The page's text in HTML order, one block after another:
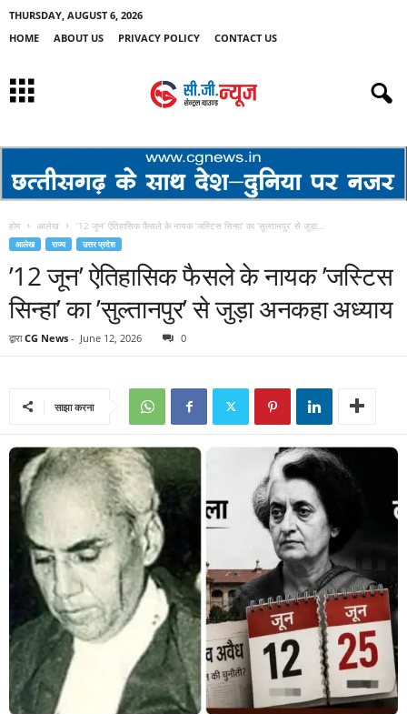
THURSDAY, AUGUST 6, 2026
HOME
ABOUT US PRIVACY POLICY CONTACT US
होम आलेख ’12 जून’ ऐतिहासिक फैसले के नायक ’जस्टिस सिन्हा’ का ’सुल्तानपुर’ से जुड़ा...
आलेख राज्य उत्तर प्रदेश
’12 जून’ ऐतिहासिक फैसले के नायक ’जस्टिस
सिन्हा’ का ’सुल्तानपुर’ से जुड़ा अनकहा अध्याय
द्वारा CG News - June 12, 2026 0
साझा करना